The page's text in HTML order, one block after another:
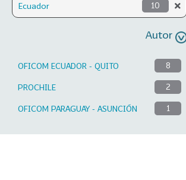
Ecuador 10
Autor
OFICOM ECUADOR - QUITO 8
PROCHILE 2
OFICOM PARAGUAY - ASUNCIÓN 1